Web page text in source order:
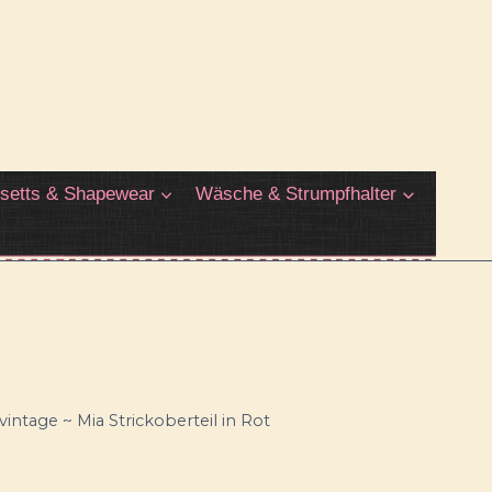
& Shapewear Wäsche & Strumpfhalter
~ Mia Strickoberteil in Rot